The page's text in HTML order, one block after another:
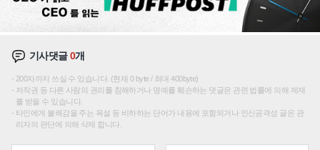
기사댓글0개
200자까지 쓰실 수 있습니다. (현재 0 byte / 최대 400byte)
저작권 등 다른 사람의 권리를 침해하거나 명예를 훼손하는 댓글은 관련 법률에 의해 제재
를 받을 수 있습니다.
타인에게 불쾌감을 주는 욕설 등 비하하는 단어가 내용에 포함되거나 인신공격성 글은 관
리자의 판단에 의해 삭제 합니다.